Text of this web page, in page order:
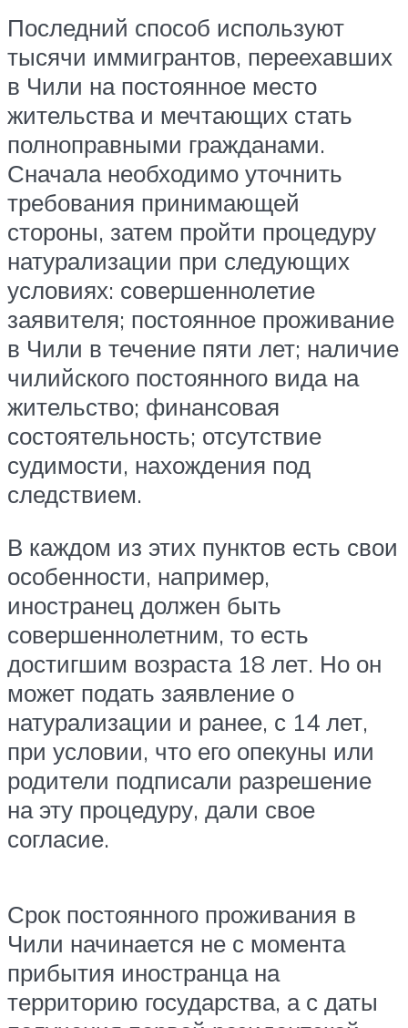
Последний способ используют
тысячи иммигрантов, переехавших
в Чили на постоянное место
жительства и мечтающих стать
полноправными гражданами.
Сначала необходимо уточнить
требования принимающей
стороны, затем пройти процедуру
натурализации при следующих
условиях: совершеннолетие
заявителя; постоянное проживание
в Чили в течение пяти лет; наличие
чилийского постоянного вида на
жительство; финансовая
состоятельность; отсутствие
судимости, нахождения под
следствием.
В каждом из этих пунктов есть свои
особенности, например,
иностранец должен быть
совершеннолетним, то есть
достигшим возраста 18 лет. Но он
может подать заявление о
натурализации и ранее, с 14 лет,
при условии, что его опекуны или
родители подписали разрешение
на эту процедуру, дали свое
согласие.
Срок постоянного проживания в
Чили начинается не с момента
прибытия иностранца на
территорию государства, а с даты